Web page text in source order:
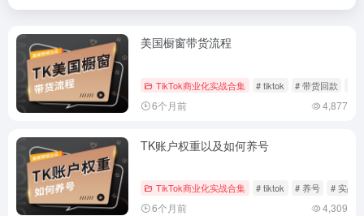
美国橱窗带货流程
TikTok商业化实战合集 # tiktok # 带货回款
6个月前 4,877
TK账户权重以及如何养号
TikTok商业化实战合集 # tiktok # 养号 # 实战
6个月前 4,309